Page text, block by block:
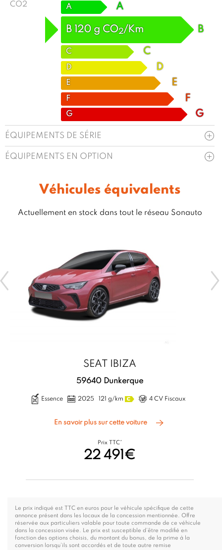
CO2
A A
B120 g CO2/Km B
C C
D D
E E
F F
G G
ÉQUIPEMENTS DE SÉRIE
ÉQUIPEMENTS EN OPTION
Véhicules équivalents
Actuellement en stock dans tout le réseau Sonauto
SEAT IBIZA
59640 Dunkerque
Essence 2025 121 g/km 4 CV Fiscaux
En savoir plus sur cette voiture
Prix TTC*
22 491€
Le prix indiqué est TTC en euros pour le véhicule spécifique de cette
annonce présent dans les locaux de la concession mentionnée. Offre
réservée aux particuliers valable pour toute commande de ce véhicule
dans la concession visée. Le prix est susceptible d’être modifié en
fonction des options choisis, du montant du bonus, de la prime à la
conversion lorsqu’ils sont accordés et de toute autre remise